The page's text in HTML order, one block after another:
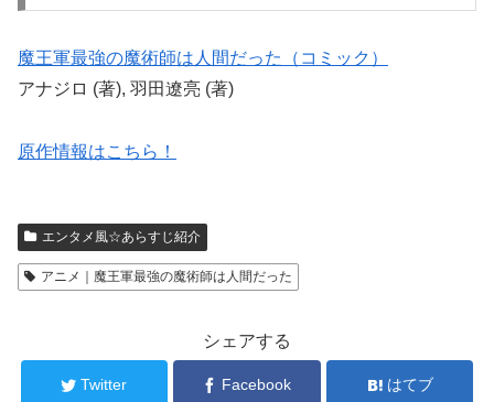
魔王軍最強の魔術師は人間だった（コミック）
アナジロ (著), 羽田遼亮 (著)
原作情報はこちら！
エンタメ風☆あらすじ紹介
アニメ｜魔王軍最強の魔術師は人間だった
シェアする
Twitter Facebook はてブ